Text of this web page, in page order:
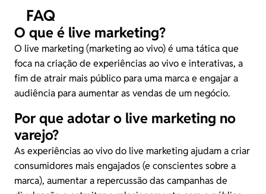
FAQ
O que é live marketing?
O live marketing (marketing ao vivo) é uma tática que
foca na criação de experiências ao vivo e interativas, a
fim de atrair mais público para uma marca e engajar a
audiência para aumentar as vendas de um negócio.
Por que adotar o live marketing no
varejo?
As experiências ao vivo do live marketing ajudam a criar
consumidores mais engajados (e conscientes sobre a
marca), aumentar a repercussão das campanhas de